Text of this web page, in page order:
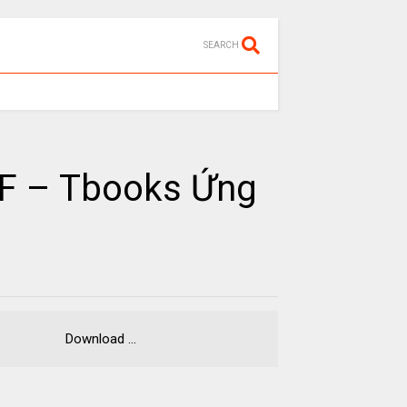
SEARCH
– Tbooks Ứng
EPUB Download ...